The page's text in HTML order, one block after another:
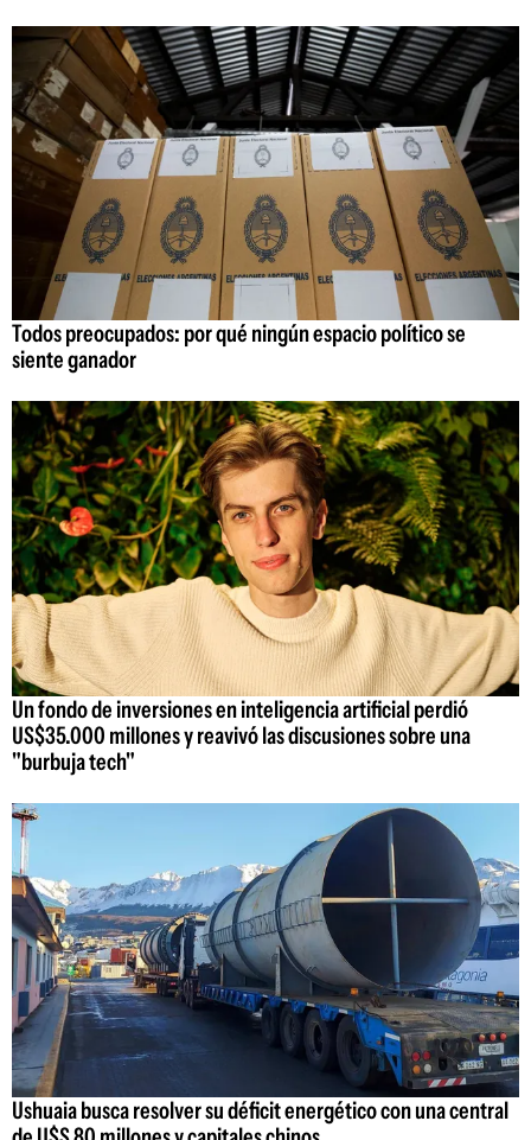
Todos preocupados: por qué ningún espacio político se
siente ganador
Un fondo de inversiones en inteligencia artificial perdió
US$35.000 millones y reavivó las discusiones sobre una
"burbuja tech"
Ushuaia busca resolver su déficit energético con una central